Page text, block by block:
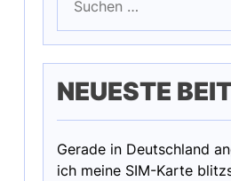
nach:
NEUESTE
Gerade in Deutschland
ich meine SIM-Karte